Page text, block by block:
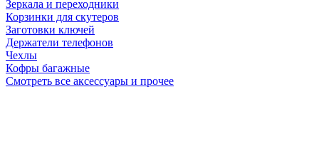
Зеркала и переходники
Корзинки для скутеров
Заготовки ключей
Держатели телефонов
Чехлы
Кофры багажные
Смотреть все аксессуары и прочее